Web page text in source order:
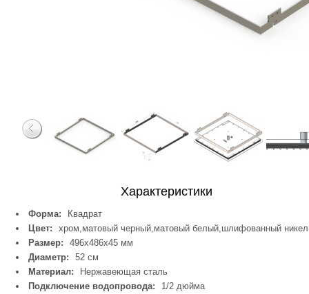
Характеристики
Форма:
Квадрат
Цвет:
хром,матовый черный,матовый белый,шлифованный
Размер:
496х486х45 мм
Диаметр:
52 см
Материал:
Нержавеющая сталь
Подключение водопровода:
1/2 дюйма